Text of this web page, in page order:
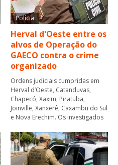
Polícia
Herval d'Oeste entre os
alvos de Operação do
GAECO contra o crime
organizado
Ordens judiciais cumpridas em
Herval d’Oeste, Catanduvas,
Chapecó, Xaxim, Piratuba,
Joinville, Xanxerê, Caxambu do Sul
e Nova Erechim. Os investigados